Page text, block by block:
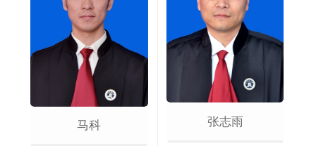
马科 张志雨